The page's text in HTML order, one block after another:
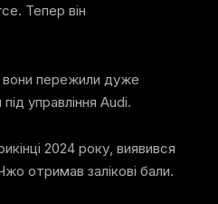
Тепер він
пережили дуже
управління Audi.
2024 року, виявився
отримав залікові бали.